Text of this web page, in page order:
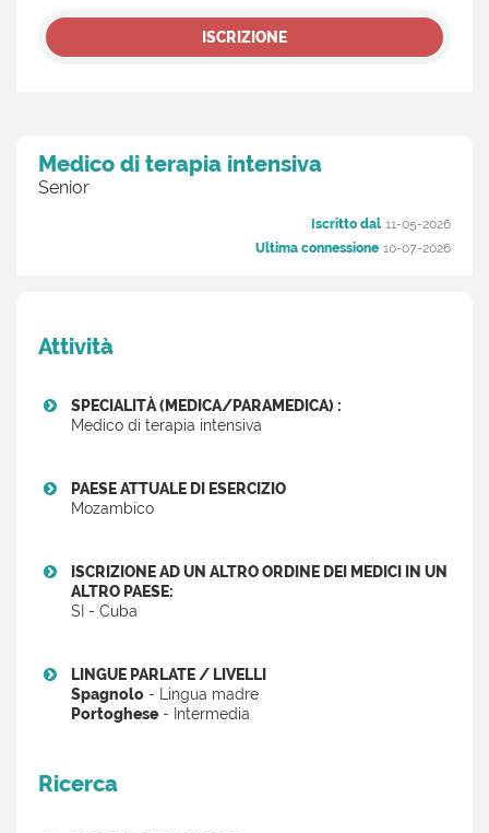
ISCRIZIONE
Medico di terapia intensiva
Senior
Iscritto dal 11-05-2026
Ultima connessione 10-07-2026
Attività
SPECIALITÀ (MEDICA/PARAMEDICA) :
Medico di terapia intensiva
PAESE ATTUALE DI ESERCIZIO
Mozambico
ISCRIZIONE AD UN ALTRO ORDINE DEI MEDICI IN UN
ALTRO PAESE:
SI - Cuba
LINGUE PARLATE / LIVELLI
Spagnolo - Lingua madre
Portoghese- Intermedia
Ricerca